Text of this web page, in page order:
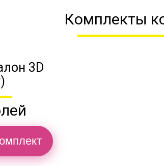
Комплекты
3D